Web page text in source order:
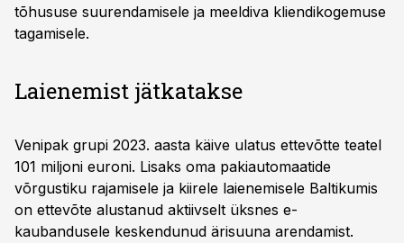
tõhususe suurendamisele ja meeldiva kliendikogemuse
tagamisele.
Laienemist jätkatakse
Venipak grupi 2023. aasta käive ulatus ettevõtte teatel
101 miljoni euroni. Lisaks oma pakiautomaatide
võrgustiku rajamisele ja kiirele laienemisele Baltikumis
on ettevõte alustanud aktiivselt üksnes e-
kaubandusele keskendunud ärisuuna arendamist.